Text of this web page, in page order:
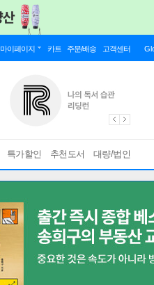
마이페이지 카트 주문/배송 고객센터
특가할인 추천도서 대량/법인